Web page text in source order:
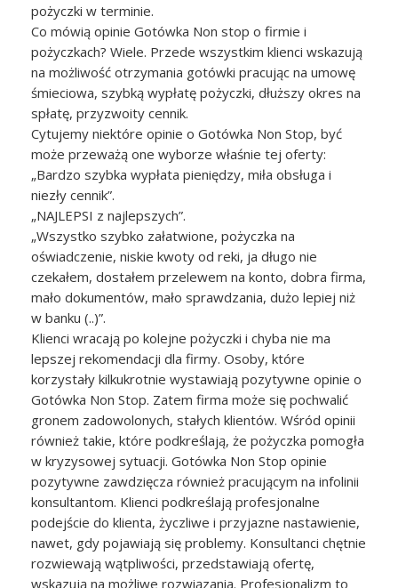
pożyczki w terminie.
Co mówią opinie Gotówka Non stop o firmie i
pożyczkach? Wiele. Przede wszystkim klienci wskazują
na możliwość otrzymania gotówki pracując na umowę
śmieciowa, szybką wypłatę pożyczki, dłuższy okres na
spłatę, przyzwoity cennik.
Cytujemy niektóre opinie o Gotówka Non Stop, być
może przeważą one wyborze właśnie tej oferty:
„Bardzo szybka wypłata pieniędzy, miła obsługa i
niezły cennik”.
„NAJLEPSI z najlepszych”.
„Wszystko szybko załatwione, pożyczka na
oświadczenie, niskie kwoty od reki, ja długo nie
czekałem, dostałem przelewem na konto, dobra firma,
mało dokumentów, mało sprawdzania, dużo lepiej niż
w banku (..)”.
Klienci wracają po kolejne pożyczki i chyba nie ma
lepszej rekomendacji dla firmy. Osoby, które
korzystały kilkukrotnie wystawiają pozytywne opinie o
Gotówka Non Stop. Zatem firma może się pochwalić
gronem zadowolonych, stałych klientów. Wśród opinii
również takie, które podkreślają, że pożyczka pomogła
w kryzysowej sytuacji. Gotówka Non Stop opinie
pozytywne zawdzięcza również pracującym na infolinii
konsultantom. Klienci podkreślają profesjonalne
podejście do klienta, życzliwe i przyjazne nastawienie,
nawet, gdy pojawiają się problemy. Konsultanci chętnie
rozwiewają wątpliwości, przedstawiają ofertę,
wskazują na możliwe rozwiązania. Profesjonalizm to